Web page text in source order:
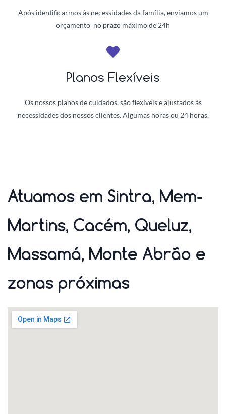
Após identificarmos às necessidades da família, enviamos um
orçamento no prazo máximo de 24h
Planos Flexíveis
Os nossos planos de cuidados, são flexíveis e ajustados às
necessidades dos nossos clientes. Algumas horas ou 24 horas.
Atuamos em Sintra, Mem-
Martins, Cacém, Queluz,
Massamá, Monte Abrão e
zonas próximas